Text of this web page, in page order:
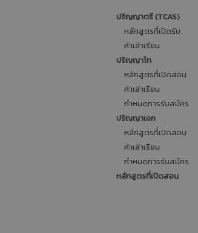
ปริญญาตรี (TCAS)
หลักสูตรที่เปิดรับ
ค่าเล่าเรียน
ปริญญาโท
หลักสูตรที่เปิดสอน
ค่าเล่าเรียน
กำหนดการรับสมัคร
ปริญญาเอก
หลักสูตรที่เปิดสอน
ค่าเล่าเรียน
กำหนดการรับสมัคร
หลักสูตรที่เปิดสอน